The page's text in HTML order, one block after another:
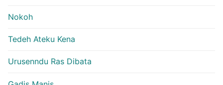
Nokoh
Tedeh Ateku Kena
Urusenndu Ras Dibata